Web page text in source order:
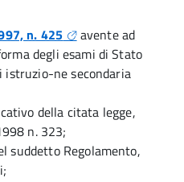
n. 425
avente ad
degli esami di Stato
istruzio-ne secondaria
della citata legge,
n. 323;
suddetto Regolamento,